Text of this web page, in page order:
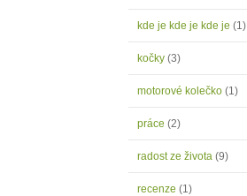
kde je kde je kde je (1)
kočky (3)
motorové kolečko (1)
práce (2)
radost ze života (9)
recenze (1)